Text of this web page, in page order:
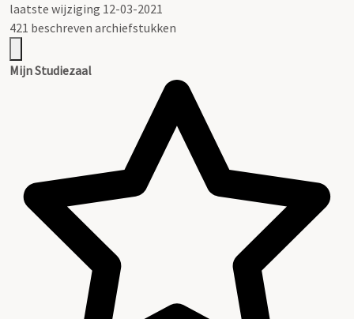
laatste wijziging 12-03-2021
421 beschreven archiefstukken
Mijn Studiezaal